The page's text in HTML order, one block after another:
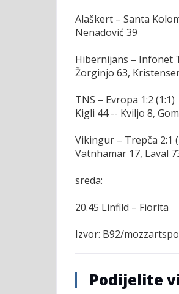
Alaškert – Santa
Nenadović 39
Hibernijans – Infonet
Žorginjo 63,
TNS – Evropa 1:2 (1:1)
Kigli 44 -- Kviljo 8,
Vikingur – Trepča 2:1
Vatnhamar 17, Laval
sreda:
20.45 Linfild – Fiorita
Izvor: B92/
Podijelite